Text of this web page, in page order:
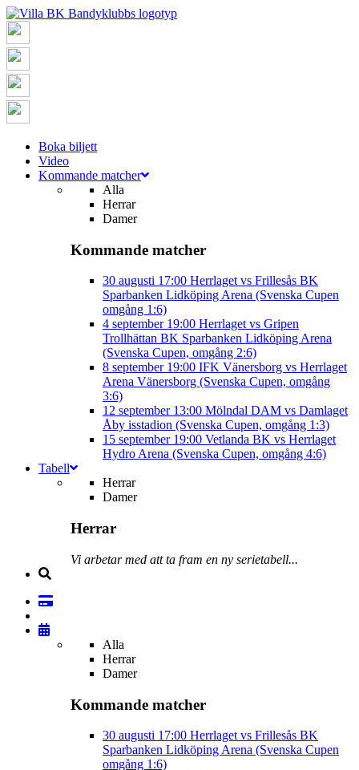
Boka biljett
Video
Kommande matcher
Alla
Herrar
Damer
Kommande matcher
30 augusti 17:00 Herrlaget vs Frillesås BK
Sparbanken Lidköping Arena (Svenska Cupen
omgång 1:6)
4 september 19:00 Herrlaget vs Gripen
Trollhättan BK Sparbanken Lidköping Arena
(Svenska Cupen, omgång 2:6)
8 september 19:00 IFK Vänersborg vs Herrlaget
Arena Vänersborg (Svenska Cupen, omgång
3:6)
12 september 13:00 Mölndal DAM vs Damlaget
Åby isstadion (Svenska Cupen, omgång 1:3)
15 september 19:00 Vetlanda BK vs Herrlaget
Hydro Arena (Svenska Cupen, omgång 4:6)
Tabell
Herrar
Damer
Herrar
Vi arbetar med att ta fram en ny serietabell...
Alla
Herrar
Damer
Kommande matcher
30 augusti 17:00 Herrlaget vs Frillesås BK
Sparbanken Lidköping Arena (Svenska Cupen
omgång 1:6)